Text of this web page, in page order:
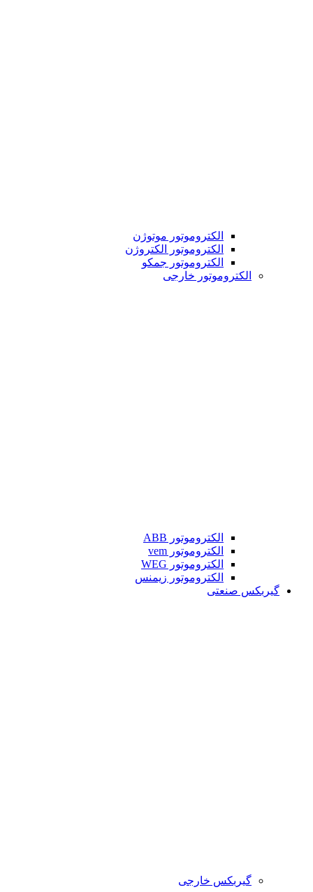
الکتروموتور موتوژن
الکتروموتور الکتروژن
الکتروموتور جمکو
الکتروموتور خارجی
الکتروموتور ABB
الکتروموتور vem
الکتروموتور WEG
الکتروموتور زیمنس
گیربکس صنعتی
گیربکس خارجی